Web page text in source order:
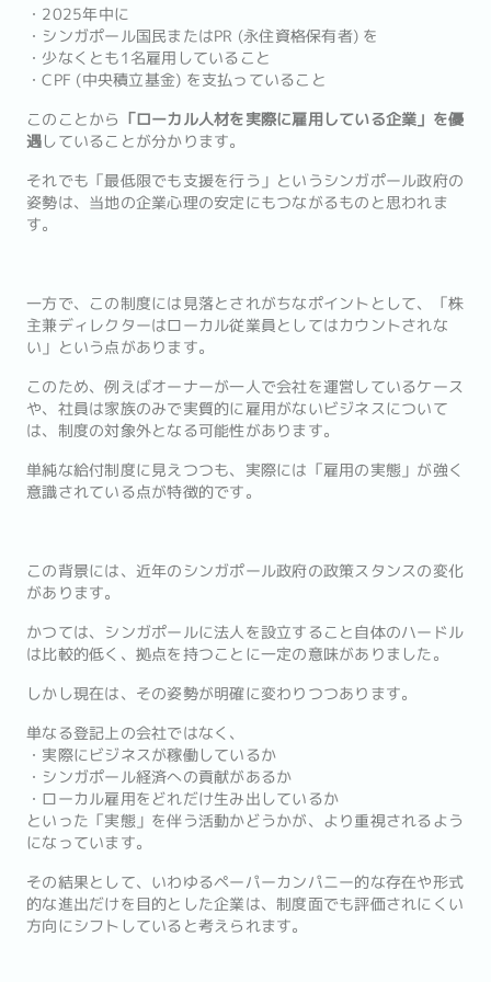
・2025年中に
・シンガポール国民またはPR (永住資格保有者) を
・少なくとも1名雇用していること
・CPF (中央積立基金) を支払っていること
このことから 「ローカル人材を実際に雇用している企業」を優
遇していることが分かります。
それでも「最低限でも支援を行う」というシンガポール政府の
姿勢は、当地の企業心理の安定にもつながるものと思われま
す。
一方で、この制度には見落とされがちなポイントとして、「株
主兼ディレクターはローカル従業員としてはカウントされな
い」という点があります。
このため、例えばオーナーが一人で会社を運営しているケース
や、社員は家族のみで実質的に雇用がないビジネスについて
は、制度の対象外となる可能性があります。
単純な給付制度に見えつつも、実際には「雇用の実態」が強く
意識されている点が特徴的です。
この背景には、近年のシンガポール政府の政策スタンスの変化
があります。
かつては、シンガポールに法人を設立すること自体のハードル
は比較的低く、拠点を持つことに一定の意味がありました。
しかし現在は、その姿勢が明確に変わりつつあります。
単なる登記上の会社ではなく、
・実際にビジネスが稼働しているか
・シンガポール経済への貢献があるか
・ローカル雇用をどれだけ生み出しているか
といった「実態」を伴う活動かどうかが、より重視されるよう
になっています。
その結果として、いわゆるペーパーカンパニー的な存在や形式
的な進出だけを目的とした企業は、制度面でも評価されにくい
方向にシフトしていると考えられます。